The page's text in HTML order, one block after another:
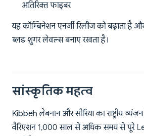
अतिरिक्त फाइबर
यह कॉम्बिनेशन एनर्जी रिलीज को बढ़ाता है
ब्लड शुगर लेवल्स बनाए रखता है।
सांस्कृतिक महत्व
Kibbeh लेबनान और सीरिया का राष्ट्रीय
वैरिएशन 1,000 साल से अधिक समय से पूरे